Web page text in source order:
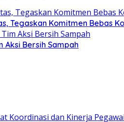
Tegaskan Komitmen Bebas
Aksi Bersih Sampah